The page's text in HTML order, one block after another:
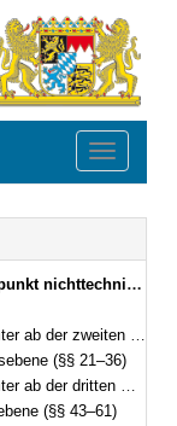
Toggle
Vom 25. Oktober 2011 (GVBl. S. 553) BayRS 2038-3-1-7-I (§§ 1–67)
(§ 20)
(§§ 21–36)
(§§ 37–42)
(§§ 43–61)